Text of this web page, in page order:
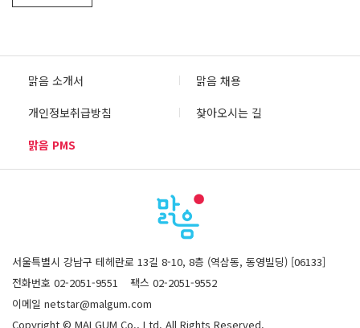
맑음 소개서
맑음 채용
개인정보취급방침
찾아오시는 길
맑음 PMS
서울특별시 강남구 테헤란로 13길 8-10, 8층 (역삼동, 동영빌딩) [06133]
전화번호 02-2051-9551
팩스 02-2051-9552
이메일 netstar@malgum.com
Copyright © MALGUM Co., Ltd. All Rights Reserved.